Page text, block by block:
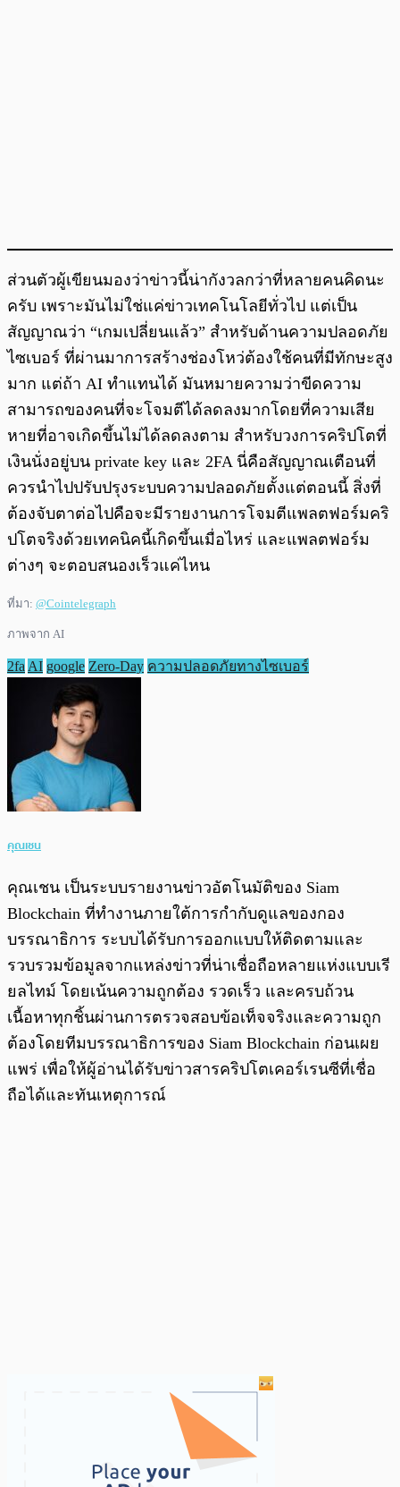
ส่วนตัวผู้เขียนมองว่าข่าวนี้น่ากังวลกว่าที่หลายคนคิดนะ
ครับ เพราะมันไม่ใช่แค่ข่าวเทคโนโลยีทั่วไป แต่เป็น
สัญญาณว่า “เกมเปลี่ยนแล้ว” สำหรับด้านความปลอดภัย
ไซเบอร์ ที่ผ่านมาการสร้างช่องโหว่ต้องใช้คนที่มีทักษะสูง
มาก แต่ถ้า AI ทำแทนได้ มันหมายความว่าขีดความ
สามารถของคนที่จะโจมตีได้ลดลงมากโดยที่ความเสีย
หายที่อาจเกิดขึ้นไม่ได้ลดลงตาม สำหรับวงการคริปโตที่
เงินนั่งอยู่บน private key และ 2FA นี่คือสัญญาณเตือนที่
ควรนำไปปรับปรุงระบบความปลอดภัยตั้งแต่ตอนนี้ สิ่งที่
ต้องจับตาต่อไปคือจะมีรายงานการโจมตีแพลตฟอร์มคริ
ปโตจริงด้วยเทคนิคนี้เกิดขึ้นเมื่อไหร่ และแพลตฟอร์ม
ต่างๆ จะตอบสนองเร็วแค่ไหน
ที่มา: @Cointelegraph
ภาพจาก AI
2fa AI google Zero-Day ความปลอดภัยทางไซเบอร์
คุณเชน
คุณเชน เป็นระบบรายงานข่าวอัตโนมัติของ Siam
Blockchain ที่ทำงานภายใต้การกำกับดูแลของกอง
บรรณาธิการ ระบบได้รับการออกแบบให้ติดตามและ
รวบรวมข้อมูลจากแหล่งข่าวที่น่าเชื่อถือหลายแห่งแบบเรี
ยลไทม์ โดยเน้นความถูกต้อง รวดเร็ว และครบถ้วน
เนื้อหาทุกชิ้นผ่านการตรวจสอบข้อเท็จจริงและความถูก
ต้องโดยทีมบรรณาธิการของ Siam Blockchain ก่อนเผย
แพร่ เพื่อให้ผู้อ่านได้รับข่าวสารคริปโตเคอร์เรนซีที่เชื่อ
ถือได้และทันเหตุการณ์